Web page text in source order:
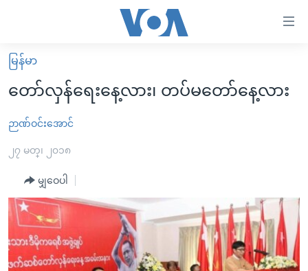
လွယ်ကူ
စေ
Link
များ
အကြောင်းအရာ
သို့
ကျော်
ကြည့်
မူလစာမျက်နှာ
မြန်မာ
ကမ္ဘာ့သတင်းများ
နိုင်ငံတကာ
တရုတ်
အစ္စရေး-ပါလက်စတိုင်း
ဗွီဒီယို
ရပ်ဝန်းတခု လမ်းတခု အလွန်
အင်္ဂလိပ်စာလေ့လာမယ်
အမေရိကန်သုံးအီဒီယံ
အပတ်စဉ်ကဏ္ဍများ
မြန်မာ
တော်လှန်ရေးနေ့လား၊ တပ်မတော်နေ့လား
ဉာဏ်ဝင်းအောင်
၂၇ မတ္၊ ၂၀၁၈
မျှဝေပါ